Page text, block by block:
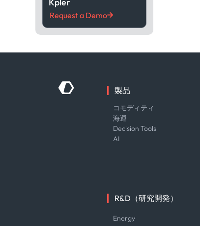
Kpler
Request a Demo
製品
コモディティ
海運
Decision Tools
AI
R&D（研究開発）
Energy